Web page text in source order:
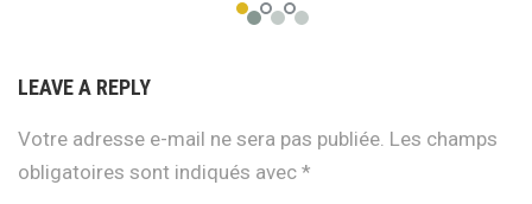
LEAVE A REPLY
Votre adresse e-mail ne sera pas publiée. Les champs
obligatoires sont indiqués avec *